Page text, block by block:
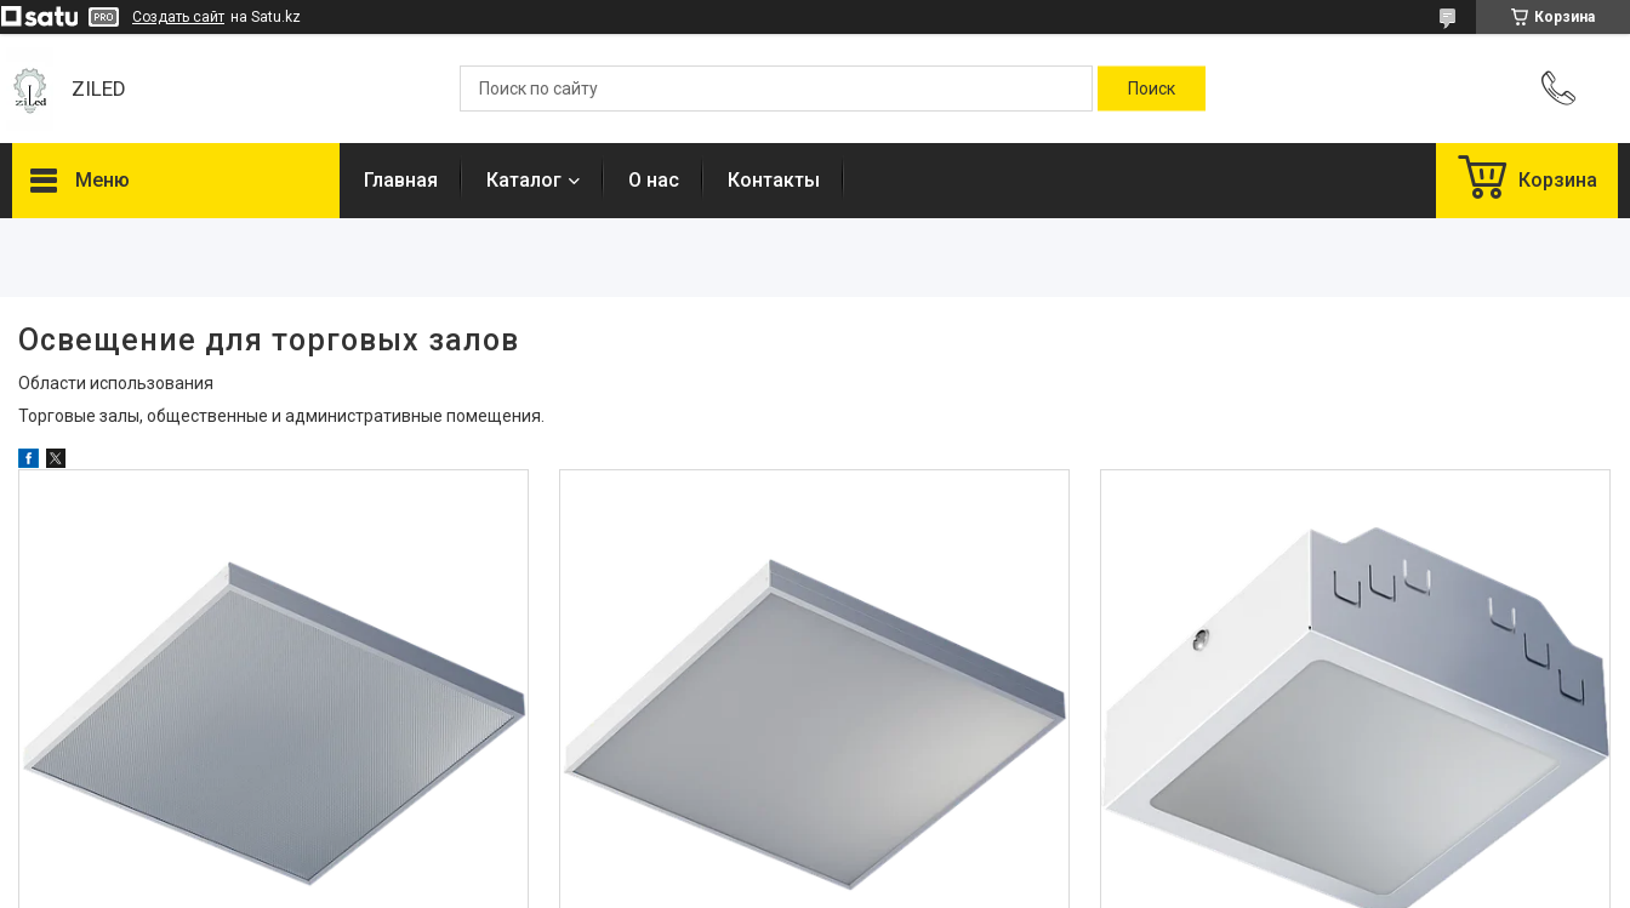
Создать сайт на Satu.kz Корзина
ZILED
Меню
током
I 194
II 75
Энергоэффективность
Тип рассеивателя
Колотый лед
Микропризма
Опал 164
Главная Каталог О нас Контакты Корзина
Освещение для торговых залов
Области использования
Торговые залы, общественные и административные помещения.